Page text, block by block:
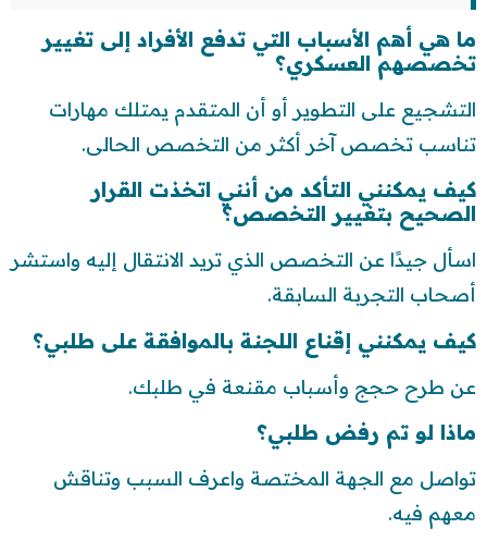
ما هي أهم الأسباب التي تدفع الأفراد إلى تغيير
تخصصهم العسكري؟
التشجيع على التطوير أو أن المتقدم يمتلك مهارات
تناسب تخصص آخر أكثر من التخصص الحالى.
كيف يمكنني التأكد من أنني اتخذت القرار
الصحيح بتغيير التخصص؟
اسأل جيدًا عن التخصص الذي تريد الانتقال إليه واستشر
أصحاب التجربة السابقة.
كيف يمكنني إقناع اللجنة بالموافقة على طلبي؟
عن طرح حجج وأسباب مقنعة في طلبك.
ماذا لو تم رفض طلبي؟
تواصل مع الجهة المختصة واعرف السبب وتناقش
معهم فيه.